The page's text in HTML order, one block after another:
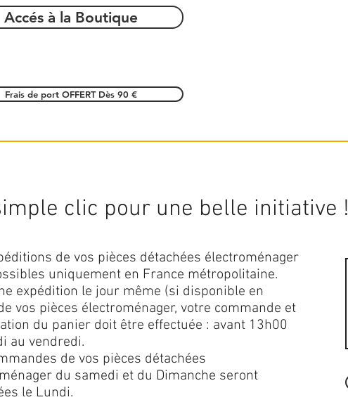
Accés à la Boutique
Frais de port OFFERT Dès 90 €
clic pour une belle initiative !
de vos pièces détachées électroménager
uniquement en France métropolitaine.
expédition le jour même (si disponible en
vos pièces électroménager, votre commande et
du panier doit être effectuée : avant 13h00
au vendredi.
de vos pièces détachées
du samedi et du Dimanche seront
le Lundi.